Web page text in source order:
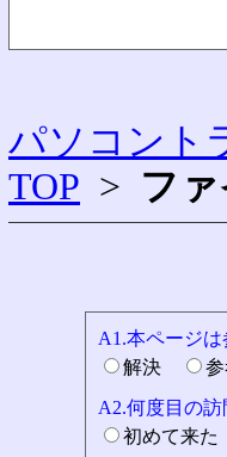
パソコント
TOP > フ
A1.本ページ
解決
A2.何度目の訪
初めて